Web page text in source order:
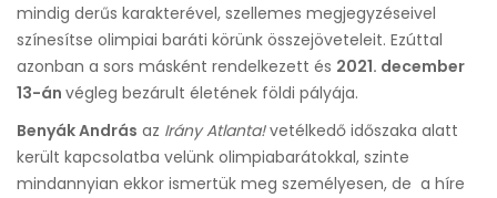
mindig derűs karakterével, szellemes megjegyzéseivel
színesítse olimpiai baráti körünk összejöveteleit. Ezúttal
azonban a sors másként rendelkezett és 2021. december
13-án végleg bezárult életének földi pályája.
Benyák András az Irány Atlanta!vetélkedő időszaka alatt
került kapcsolatba velünk olimpiabarátokkal, szinte
mindannyian ekkor ismertük meg személyesen, de a híre